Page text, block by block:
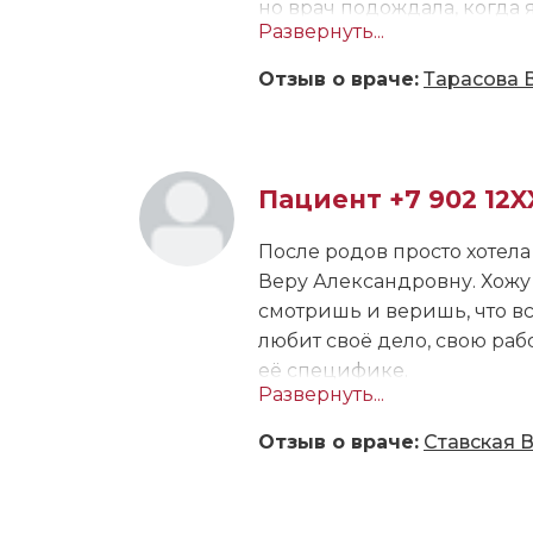
но врач подождала,
с пакетом готовых
Приём длился больше
снова обращусь к В.Г.
Развернуть...
Отзыв о враче: Тарасова
Пациент +7 902
После родов просто
Веру Александровну. Хожу
смотришь и веришь, что
любит своё дело, свою
её специфике.
Суперврач, очень
Развернуть...
Отзыв о враче: Ставская